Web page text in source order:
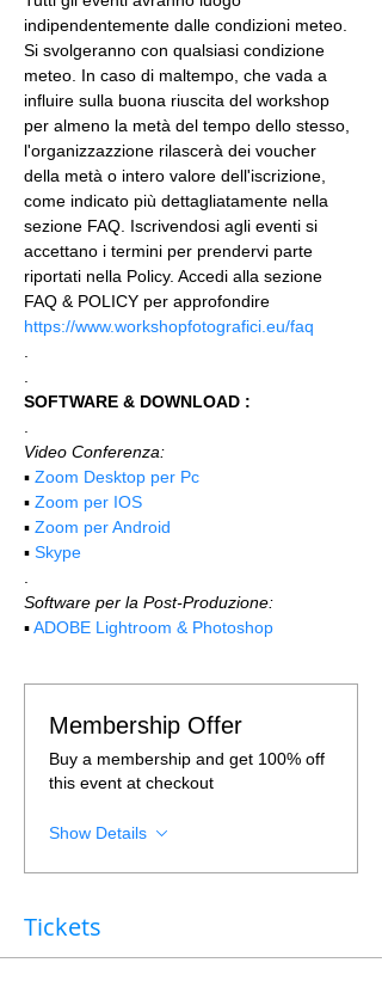
indipendentemente dalle condizioni meteo.
Si svolgeranno con qualsiasi condizione
meteo. In caso di maltempo, che vada a
influire sulla buona riuscita del workshop
per almeno la metà del tempo dello stesso,
l'organizzazzione rilascerà dei voucher
della metà o intero valore dell'iscrizione,
come indicato più dettagliatamente nella
sezione FAQ. Iscrivendosi agli eventi si
accettano i termini per prendervi parte
riportati nella Policy. Accedi alla sezione
FAQ & POLICY per approfondire
https://www.workshopfotografici.eu/faq
SOFTWARE & DOWNLOAD :
Video Conferenza:
▪️ Zoom Desktop per Pc
▪️ Zoom per IOS
▪️ Zoom per Android
▪️ Skype
Software per la Post-Produzione:
▪️ ADOBE Lightroom & Photoshop
Membership Offer
Buy a membership and get 100% off
this event at checkout
Show Details
Tickets